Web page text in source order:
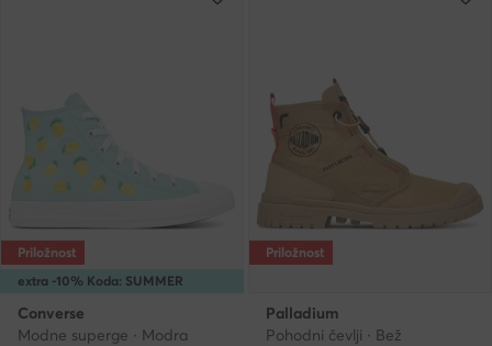
extra -10% Koda: SUMMER
Priložnost
Converse
Modne superge · Modra
Priložnost
Palladium
Pohodni čevlji · Bež